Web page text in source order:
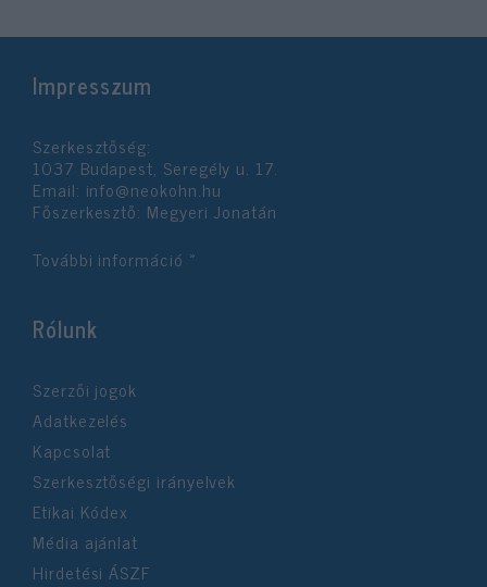
Impresszum
Szerkesztőség:
1037 Budapest, Seregély u. 17.
Email: info@neokohn.hu
Főszerkesztő: Megyeri Jonatán
További információ »
Rólunk
Szerzői jogok
Adatkezelés
Kapcsolat
Szerkesztőségi irányelvek
Etikai Kódex
Média ajánlat
Hirdetési ÁSZF